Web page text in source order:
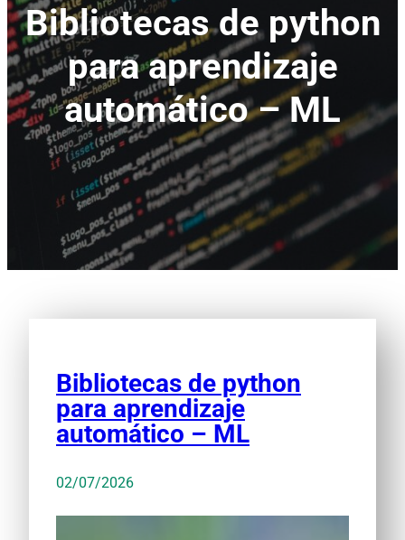
Bibliotecas de python
para aprendizaje
automático – ML
Bibliotecas de python
para aprendizaje
automático – ML
02/07/2026